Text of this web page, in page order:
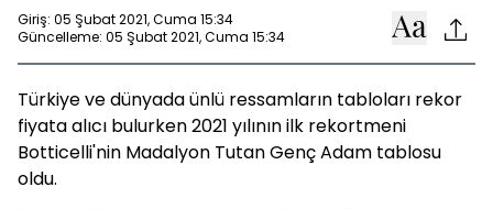
Giriş: 05 Şubat 2021, Cuma 15:34
Güncelleme: 05 Şubat 2021, Cuma 15:34
Türkiye ve dünyada ünlü ressamların tabloları rekor
fiyata alıcı bulurken 2021 yılının ilk rekortmeni
Botticelli'nin Madalyon Tutan Genç Adam tablosu
oldu.